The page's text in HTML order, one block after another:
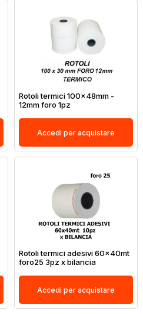
Rotoli termici 100x48mm -
12mm foro 1pz
Accedi per acquistare
Rotoli termici adesivi 60x40mt
foro25 3pz x bilancia
Accedi per acquistare